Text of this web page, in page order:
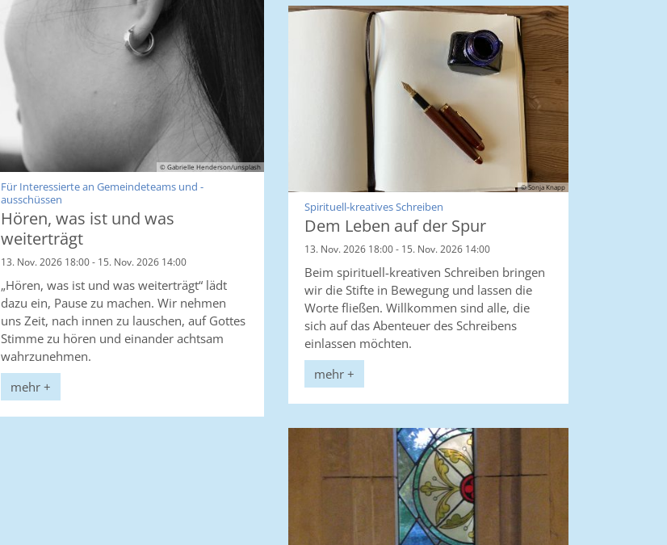
© Gabrielle Henderson/unsplash
Für Interessierte an Gemeindeteams und -
ausschüssen:
Hören, was ist und was
weiterträgt
13. Nov. 2026 18:00 - 15. Nov. 2026 14:00
„Hören, was ist und was weiterträgt“ lädt
dazu ein, Pause zu machen. Wir nehmen
uns Zeit, nach innen zu lauschen, auf Gottes
Stimme zu hören und einander achtsam
wahrzunehmen.
mehr +
© Sonja Knapp
Spirituell-kreatives Schreiben
Dem Leben auf der Spur
13. Nov. 2026 18:00 - 15. Nov. 2026 14:00
Beim spirituell-kreativen Schreiben bringen
wir die Stifte in Bewegung und lassen die
Worte fließen. Willkommen sind alle, die
sich auf das Abenteuer des Schreibens
einlassen möchten.
mehr +